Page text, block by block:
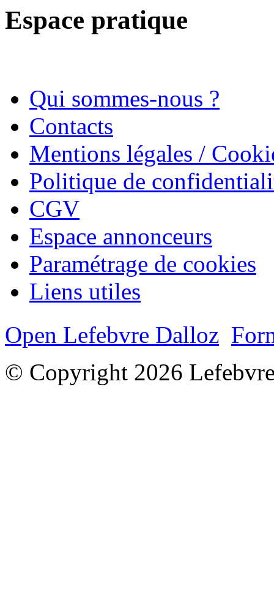
Espace pratique
Qui sommes-nous ?
Contacts
Mentions légales /
Politique de
CGV
Espace annonceurs
Paramétrage de cookies
Liens utiles
Open Lefebvre Dalloz
© Copyright 2026